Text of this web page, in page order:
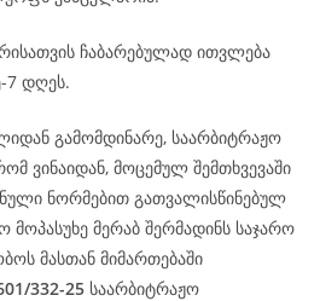
ჩაბარებულად ითვლება
7 დღეს.
გამომდინარე, საარბიტრაჟო
ვინაიდან, მოცემულ შემთხვევაში
ნორმებით გათვალისწინებულ
მოპასუხე მერაბ შერმადინს საჯარო
მასთან მიმართებაში
332-25 საარბიტრაჟო